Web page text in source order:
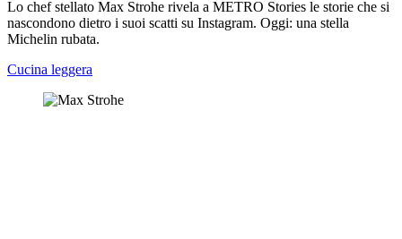
Lo chef stellato Max Strohe rivela a METRO Stories le storie che si
nascondono dietro i suoi scatti su Instagram. Oggi: una stella
Michelin rubata.
Cucina leggera